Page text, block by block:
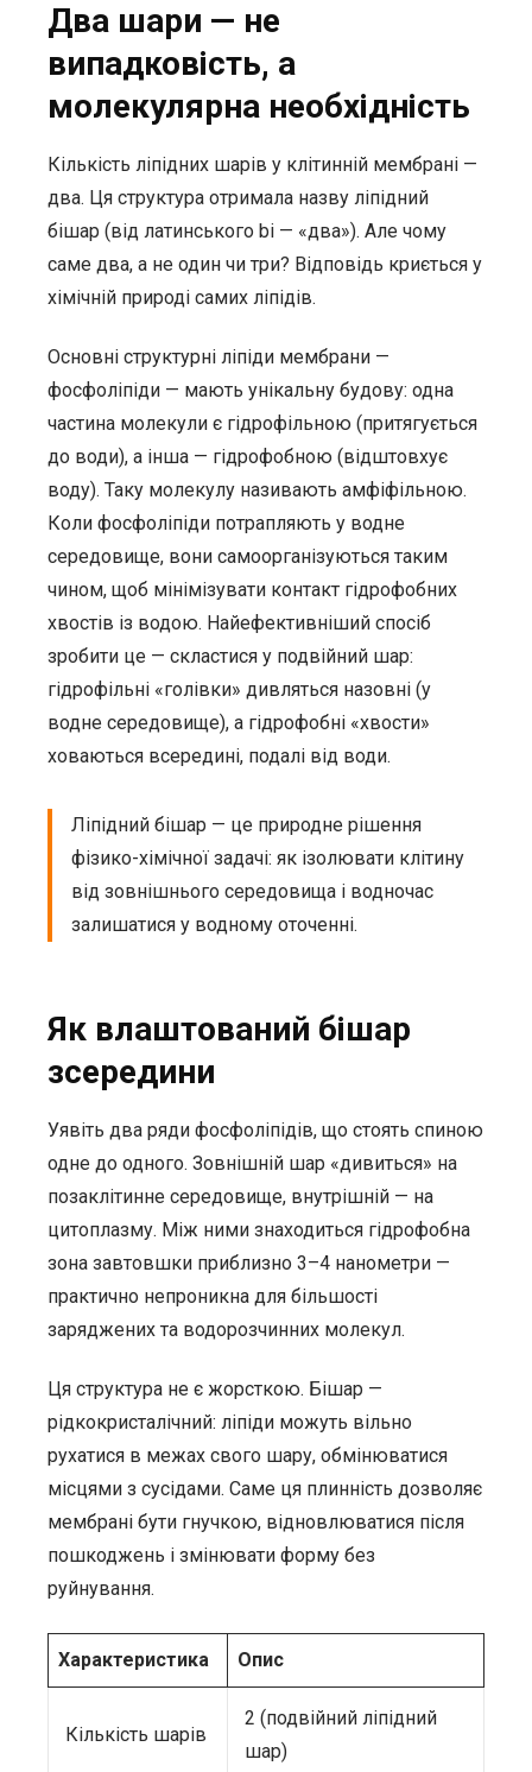
Два шари — не
випадковість, а
молекулярна необхідність
Кількість ліпідних шарів у клітинній мембрані —
два. Ця структура отримала назву ліпідний
бішар (від латинського bi — «два»). Але чому
саме два, а не один чи три? Відповідь криється у
хімічній природі самих ліпідів.
Основні структурні ліпіди мембрани —
фосфоліпіди — мають унікальну будову: одна
частина молекули є гідрофільною (притягується
до води), а інша — гідрофобною (відштовхує
воду). Таку молекулу називають амфіфільною.
Коли фосфоліпіди потрапляють у водне
середовище, вони самоорганізуються таким
чином, щоб мінімізувати контакт гідрофобних
хвостів із водою. Найефективніший спосіб
зробити це — скластися у подвійний шар:
гідрофільні «голівки» дивляться назовні (у
водне середовище), а гідрофобні «хвости»
ховаються всередині, подалі від води.
Ліпідний бішар — це природне рішення
фізико-хімічної задачі: як ізолювати клітину
від зовнішнього середовища і водночас
залишатися у водному оточенні.
Як влаштований бішар
зсередини
Уявіть два ряди фосфоліпідів, що стоять спиною
одне до одного. Зовнішній шар «дивиться» на
позаклітинне середовище, внутрішній — на
цитоплазму. Між ними знаходиться гідрофобна
зона завтовшки приблизно 3–4 нанометри —
практично непроникна для більшості
заряджених та водорозчинних молекул.
Ця структура не є жорсткою. Бішар —
рідкокристалічний: ліпіди можуть вільно
рухатися в межах свого шару, обмінюватися
місцями з сусідами. Саме ця плинність дозволяє
мембрані бути гнучкою, відновлюватися після
пошкоджень і змінювати форму без
руйнування.
Характеристика Опис
Кількість шарів
2 (подвійний ліпідний
шар)